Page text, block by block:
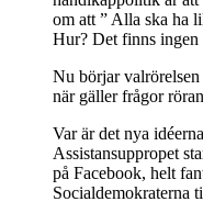
om att ” Alla ska ha
Hur? Det finns
Nu börjar valrörelsen
när gäller frågor
Var är det nya
Assistansuppropet
på Facebook, helt
Socialdemokraterna